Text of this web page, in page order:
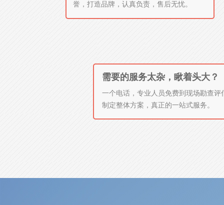
誉，打造品牌，认真负责，售后无忧。
需要的服务太杂，瞅着头大？
一个电话，专业人员免费到现场勘查评
制定整体方案，真正的一站式服务。